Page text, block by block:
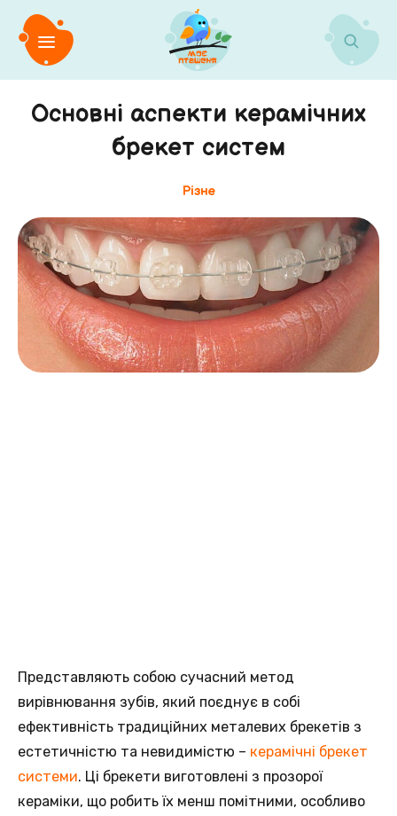
Основні аспекти керамічних
брекет систем
Різне
Представляють собою сучасний метод
вирівнювання зубів, який поєднує в собі
ефективність традиційних металевих брекетів з
естетичністю та невидимістю – керамічні брекет
системи. Ці брекети виготовлені з прозорої
кераміки, що робить їх менш помітними, особливо